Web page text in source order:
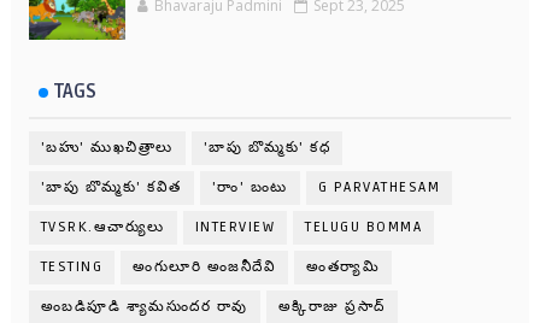
Bhavaraju Padmini Sept 23, 2025
TAGS
'బహు' ముఖచిత్రాలు 'బాపు బొమ్మకు' కధ
'బాపు బొమ్మకు' కవిత 'రాం' బంటు G PARVATHESAM
TVSRK.ఆచార్యులు INTERVIEW TELUGU BOMMA
TESTING అంగులూరి అంజనీదేవి అంతర్యామి
అంబడిపూడి శ్యామసుందర రావు అక్కిరాజు ప్రసాద్